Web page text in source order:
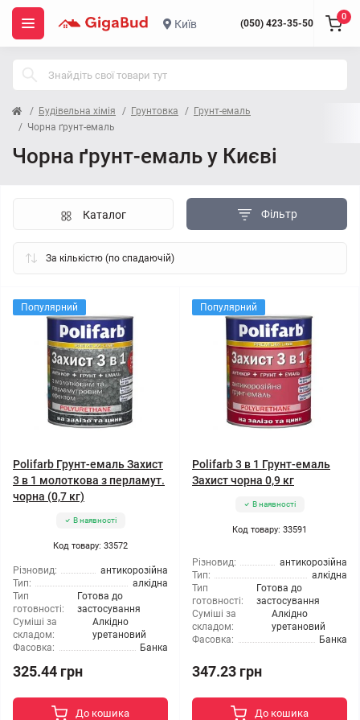
Київ (050) 423-35-50
0
Будівельна хімія Грунтовка
Грунт-емаль
Чорна ґрунт-емаль
Чорна ґрунт-емаль у Києві
Фільтр
Каталог
Популярний
Polifarb Грунт-емаль Захист
3 в 1 молоткова з перламут.
чорна (0,7 кг)
В наявності
Код товару: 33572
Різновид:
антикорозійна
Тип:
алкідна
Тип
готовності:
Готова до
застосування
Суміші за
складом:
Алкідно
уретановий
Фасовка:
Банка
325.44 грн
До кошика
Популярний
Polifarb 3 в 1 Грунт-емаль
Захист чорна 0,9 кг
В наявності
Код товару: 33591
Різновид:
антикорозійна
Тип:
алкідна
Тип
готовності:
Готова до
застосування
Суміші за
складом:
Алкідно
уретановий
Фасовка:
Банка
347.23 грн
До кошика